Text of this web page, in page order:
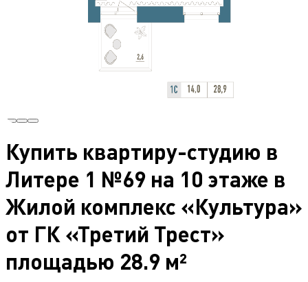
Купить квартиру-студию в
Литере 1 №69 на 10 этаже в
Жилой комплекс «Культура»
от ГК «Третий Трест»
площадью 28.9 м²